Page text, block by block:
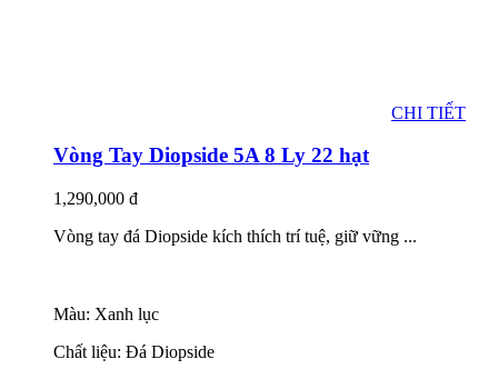
CHI TIẾT
Vòng Tay Diopside 5A 8 Ly 22 hạt
1,290,000 đ
Vòng tay đá Diopside kích thích trí tuệ, giữ vững ...
Màu: Xanh lục
Chất liệu: Đá Diopside